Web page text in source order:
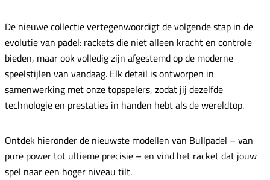
De nieuwe collectie vertegenwoordigt de volgende stap in de
evolutie van padel: rackets die niet alleen kracht en controle
bieden, maar ook volledig zijn afgestemd op de moderne
speelstijlen van vandaag. Elk detail is ontworpen in
samenwerking met onze topspelers, zodat jij dezelfde
technologie en prestaties in handen hebt als de wereldtop.
Ontdek hieronder de nieuwste modellen van Bullpadel – van
pure power tot ultieme precisie – en vind het racket dat jouw
spel naar een hoger niveau tilt.